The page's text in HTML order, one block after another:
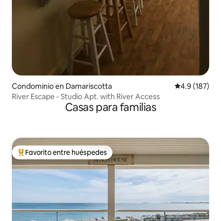
Condominio en Damariscotta Calificación
4.9 (187)
River Escape - Studio Apt. with River Access
Casas para familias
De los mejores en Favorito entre huéspedes
Favorito entre huéspedes